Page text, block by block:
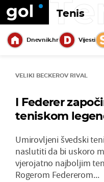
Tenis
Dnevnik.hr Vijesti
VELIKI BECKEROV RIVAL
I Federer
teniskom
Umirovljeni švedski
naslutiti da bi uskoro
vjerojatno najboljim
Rogerom Federerom...